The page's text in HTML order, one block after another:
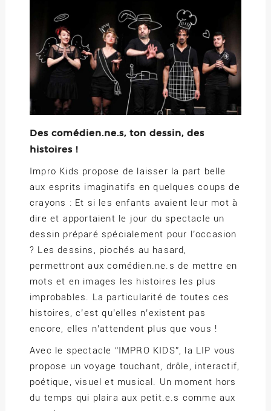
Des comédien.ne.s, ton dessin, des
histoires !
Impro Kids propose de laisser la part belle
aux esprits imaginatifs en quelques coups de
crayons : Et si les enfants avaient leur mot à
dire et apportaient le jour du spectacle un
dessin préparé spécialement pour l’occasion
? Les dessins, piochés au hasard,
permettront aux comédien.ne.s de mettre en
mots et en images les histoires les plus
improbables. La particularité de toutes ces
histoires, c’est qu’elles n’existent pas
encore, elles n’attendent plus que vous !
Avec le spectacle “IMPRO KIDS”, la LIP vous
propose un voyage touchant, drôle, interactif,
poétique, visuel et musical. Un moment hors
du temps qui plaira aux petit.e.s comme aux